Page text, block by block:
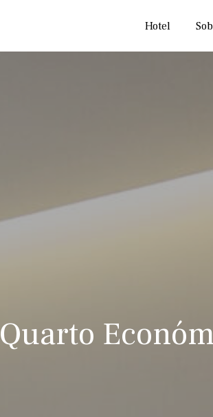
Hotel
Quarto